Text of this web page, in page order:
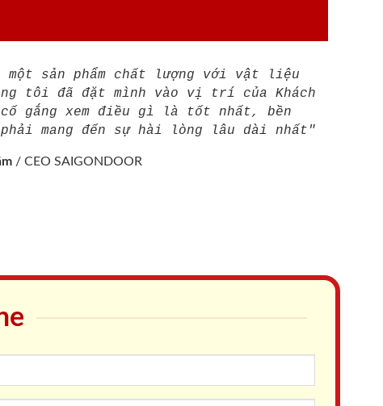
một sản phẩm chất lượng với vật liệu
tôi đã đặt mình vào vị trí của Khách
cố gắng xem điều gì là tốt nhất, bền
mang đến sự hài lòng lâu dài nhất"
/ CEO SAIGONDOOR